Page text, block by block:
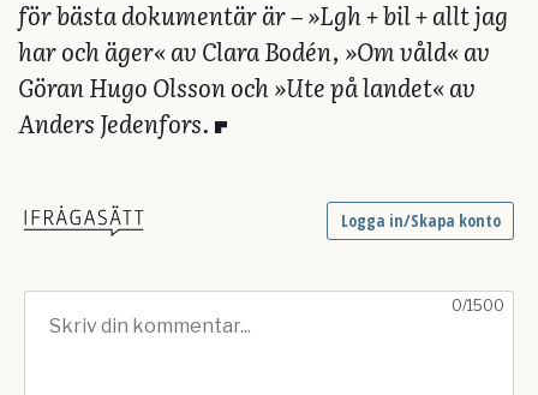
för bästa dokumentär är – »Lgh + bil + allt jag
har och äger« av Clara Bodén, »Om våld« av
Göran Hugo Olsson och »Ute på landet« av
Anders Jedenfors.